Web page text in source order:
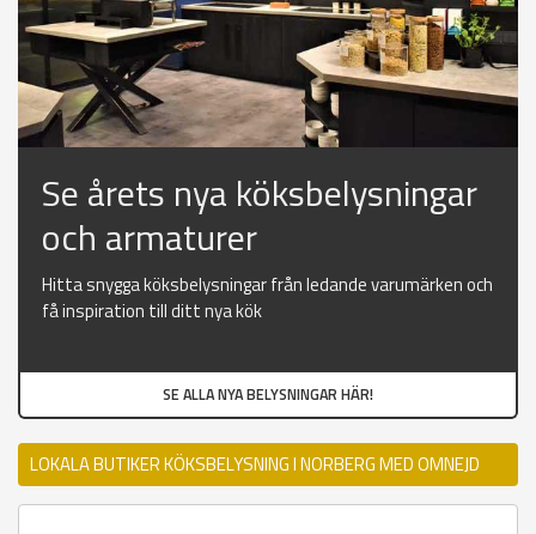
Se årets nya köksbelysningar
och armaturer
Hitta snygga köksbelysningar från ledande varumärken och
få inspiration till ditt nya kök
SE ALLA NYA BELYSNINGAR HÄR!
LOKALA BUTIKER KÖKSBELYSNING I NORBERG MED OMNEJD